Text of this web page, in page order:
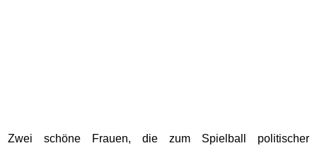
Zwei schöne Frauen, die zum Spielball politischer